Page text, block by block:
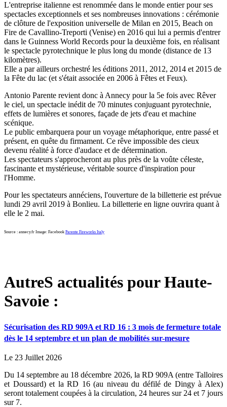
L'entreprise italienne est renommée dans le monde entier pour ses
spectacles exceptionnels et ses nombreuses innovations : cérémonie
de clôture de l'exposition universelle de Milan en 2015, Beach on
Fire de Cavallino-Treporti (Venise) en 2016 qui lui a permis d'entrer
dans le Guinness World Records pour la deuxième fois, en réalisant
le spectacle pyrotechnique le plus long du monde (distance de 13
kilomètres).
Elle a par ailleurs orchestré les éditions 2011, 2012, 2014 et 2015 de
la Fête du lac (et s'était associée en 2006 à Fêtes et Feux).
Antonio Parente revient donc à Annecy pour la 5e fois avec Rêver
le ciel, un spectacle inédit de 70 minutes conjuguant pyrotechnie,
effets de lumières et sonores, façade de jets d'eau et machine
scénique.
Le public embarquera pour un voyage métaphorique, entre passé et
présent, en quête du firmament. Ce rêve impossible des cieux
devenu réalité à force d'audace et de détermination.
Les spectateurs s'approcheront au plus près de la voûte céleste,
fascinante et mystérieuse, véritable source d'inspiration pour
l'Homme.
Pour les spectateurs annéciens, l'ouverture de la billetterie est prévue
lundi 29 avril 2019 à Bonlieu. La billetterie en ligne ouvrira quant à
elle le 2 mai.
Source : annecy.fr Image: Facebook Parente Fireworks Italy
AutreS actualités pour Haute-
Savoie :
Sécurisation des RD 909A et RD 16 : 3 mois de fermeture totale
dès le 14 septembre et un plan de mobilités sur-mesure
Le 23 Juillet 2026
Du 14 septembre au 18 décembre 2026, la RD 909A (entre Talloires
et Doussard) et la RD 16 (au niveau du défilé de Dingy à Alex)
seront totalement coupées à la circulation, 24 heures sur 24 et 7 jours
sur 7.